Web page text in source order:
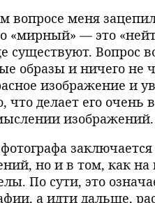
вопросе меня
«мирный» — это
Вопрос
образы и ничего не
изображение и
что делает его очень
изображений.
но и в том, как на
По сути, это
а идти дальше,